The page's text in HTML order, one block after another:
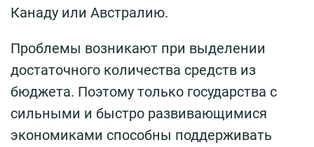
Канаду или Австралию.
Проблемы возникают при выделении
достаточного количества средств из
бюджета. Поэтому только государства с
сильными и быстро развивающимися
экономиками способны поддерживать